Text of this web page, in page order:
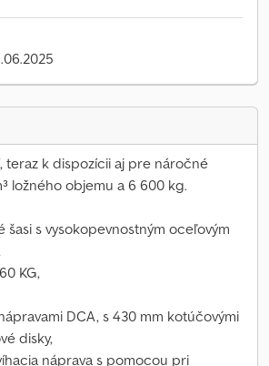
teraz k dispozícii aj pre náročné
ložného objemu a 6 600 kg.
šasi s vysokopevnostným oceľovým
KG,
DCA, s 430 mm kotúčovými
disky,
náprava s pomocou pri